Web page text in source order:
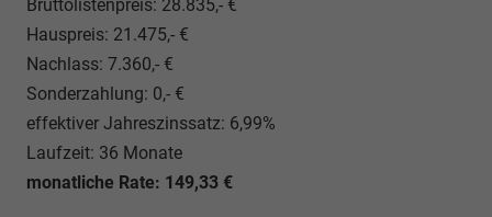
Bruttolistenpreis: 28.835,- €
Hauspreis: 21.475,- €
Nachlass: 7.360,- €
Sonderzahlung: 0,- €
effektiver Jahreszinssatz: 6,99%
Laufzeit: 36 Monate
monatliche Rate: 149,33 €